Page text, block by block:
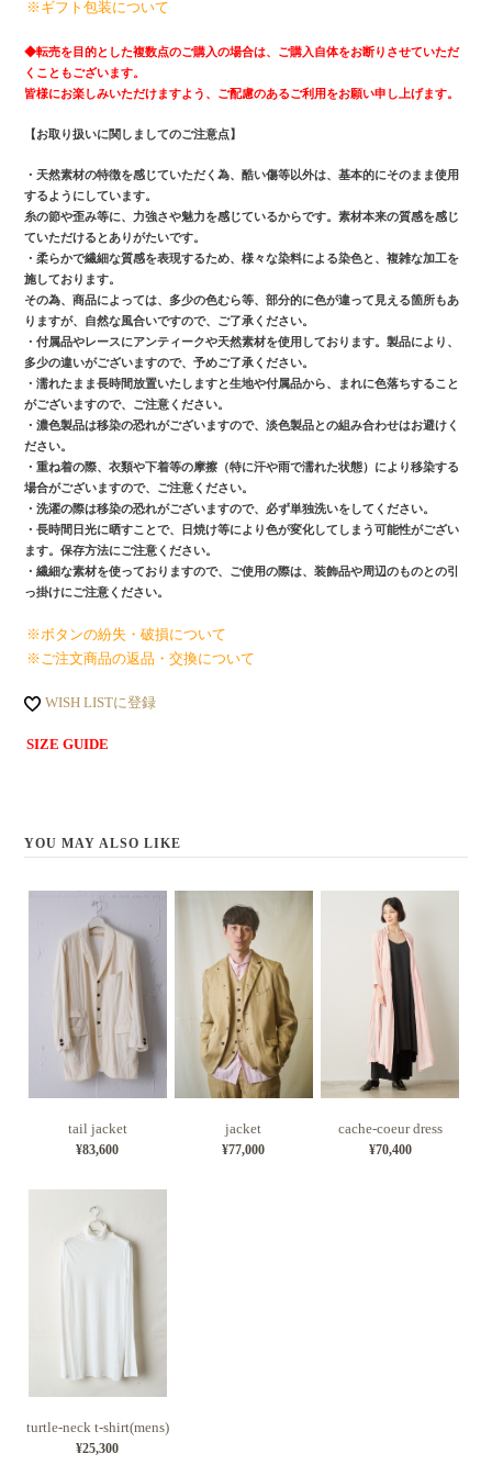
※ギフト包装について
◆転売を目的とした複数点のご購入の場合は、ご購入自体をお断りさせていただ
くこともございます。
皆様にお楽しみいただけますよう、ご配慮のあるご利用をお願い申し上げます。
【お取り扱いに関しましてのご注意点】
・天然素材の特徴を感じていただく為、酷い傷等以外は、基本的にそのまま使用
するようにしています。
糸の節や歪み等に、力強さや魅力を感じているからです。素材本来の質感を感じ
ていただけるとありがたいです。
・柔らかで繊細な質感を表現するため、様々な染料による染色と、複雑な加工を
施しております。
その為、商品によっては、多少の色むら等、部分的に色が違って見える箇所もあ
りますが、自然な風合いですので、ご了承ください。
・付属品やレースにアンティークや天然素材を使用しております。製品により、
多少の違いがございますので、予めご了承ください。
・濡れたまま長時間放置いたしますと生地や付属品から、まれに色落ちすること
がございますので、ご注意ください。
・濃色製品は移染の恐れがございますので、淡色製品との組み合わせはお避けく
ださい。
・重ね着の際、衣類や下着等の摩擦（特に汗や雨で濡れた状態）により移染する
場合がございますので、ご注意ください。
・洗濯の際は移染の恐れがございますので、必ず単独洗いをしてください。
・長時間日光に晒すことで、日焼け等により色が変化してしまう可能性がござい
ます。保存方法にご注意ください。
・繊細な素材を使っておりますので、ご使用の際は、装飾品や周辺のものとの引
っ掛けにご注意ください。
※ボタンの紛失・破損について
※ご注文商品の返品・交換について
WISH LISTに登録
SIZE GUIDE
YOU MAY ALSO LIKE
tail jacket
¥83,600
jacket
¥77,000
cache-coeur dress
¥70,400
turtle-neck t-shirt(mens)
¥25,300